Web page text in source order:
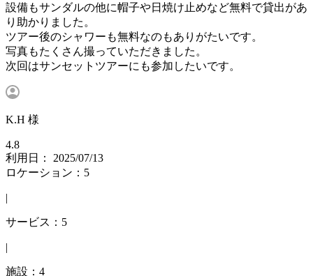
設備もサンダルの他に帽子や日焼け止めなど無料で貸出があ
り助かりました。
ツアー後のシャワーも無料なのもありがたいです。
写真もたくさん撮っていただきました。
次回はサンセットツアーにも参加したいです。
K.H 様
4.8
利用日： 2025/07/13
ロケーション：5
|
サービス：5
|
施設：4